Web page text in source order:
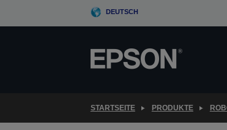
DEUTSCH
STARTSEITE PRODUKTE